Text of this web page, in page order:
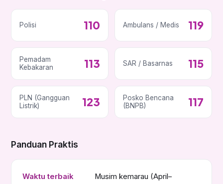
Polisi 110 Ambulans / Medis 119
Pemadam
Kebakaran
113 SAR / Basarnas 115
PLN (Gangguan
Listrik)
123
Posko Bencana
(BNPB)
117
Panduan Praktis
Waktu terbaik
Musim kemarau (April–